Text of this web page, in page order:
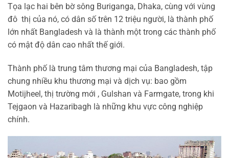
Tọa lạc hai bên bờ sông Buriganga, Dhaka, cùng với vùng
đô thị của nó, có dân số trên 12 triệu người, là thành phố
lớn nhất Bangladesh và là thành một trong các thành phố
có mật độ dân cao nhất thế giới.
Thành phố là trung tâm thương mại của Bangladesh, tập
chung nhiều khu thương mại và dịch vụ: bao gồm
Motijheel, thị trường mới , Gulshan và Farmgate, trong khi
Tejgaon và Hazaribagh là những khu vực công nghiệp
chính.